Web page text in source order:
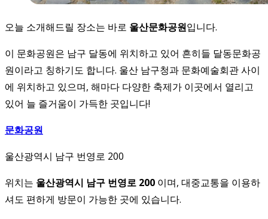
오늘 소개해드릴 장소는 바로 울산문화공원입니다.
이 문화공원은 남구 달동에 위치하고 있어 흔히들 달동문화공
원이라고 칭하기도 합니다. 울산 남구청과 문화예술회관 사이
에 위치하고 있으며, 해마다 다양한 축제가 이곳에서 열리고
있어 늘 즐거움이 가득한 곳입니다!
문화공원
울산광역시 남구 번영로 200
위치는 울산광역시 남구 번영로 200 이며, 대중교통을 이용하
셔도 편하게 방문이 가능한 곳에 있습니다.